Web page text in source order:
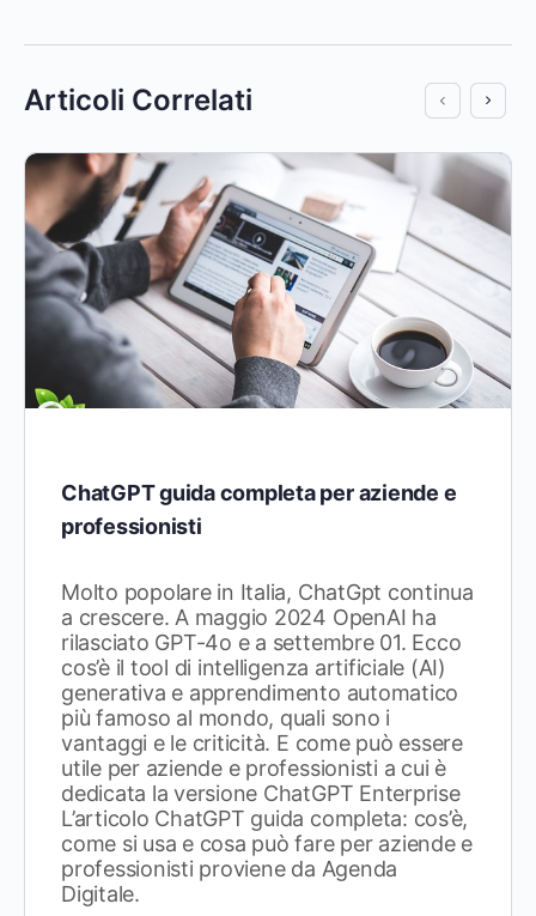
Articoli Correlati
ChatGPT guida completa per aziende e
professionisti
Molto popolare in Italia, ChatGpt continua
a crescere. A maggio 2024 OpenAI ha
rilasciato GPT-4o e a settembre 01. Ecco
cos’è il tool di intelligenza artificiale (AI)
generativa e apprendimento automatico
più famoso al mondo, quali sono i
vantaggi e le criticità. E come può essere
utile per aziende e professionisti a cui è
dedicata la versione ChatGPT Enterprise
L’articolo ChatGPT guida completa: cos’è,
come si usa e cosa può fare per aziende e
professionisti proviene da Agenda
Digitale.